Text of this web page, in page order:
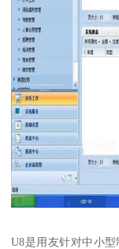
U8是用友针对中小